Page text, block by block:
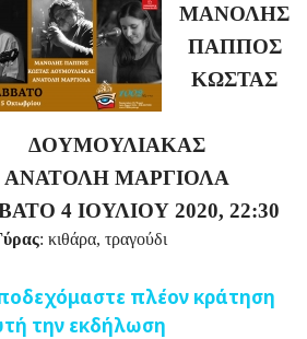
ΜΑΝΟΛΗΣ
ΠΑΠΠΟΣ
ΚΩΣΤΑΣ
ΔΟΥΜΟΥΛΙΑΚΑΣ
ΑΝΑΤΟΛΗ ΜΑΡΓΙΟΛΑ
4 ΙΟΥΛΙΟΥ 2020, 22:30
: κιθάρα, τραγούδι
πλέον κράτηση
την εκδήλωση